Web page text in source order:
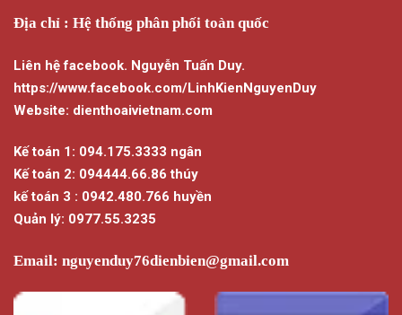
Địa chỉ : Hệ thống phân phối toàn quốc
Liên hệ facebook. Nguyễn Tuấn Duy.
https://www.facebook.com/LinhKienNguyenDuy
Website: dienthoaivietnam.com
Kế toán 1: 094.175.3333 ngân
Kế toán 2: 094444.66.86 thúy
kế toán 3 : 0942.480.766 huyền
Quản lý: 0977.55.3235
Email: nguyenduy76dienbien@gmail.com